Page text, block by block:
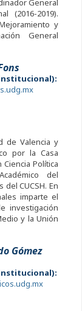
General
(2016-2019).
y
General
de Valencia y
por la Casa
Política
del
CUCSH. En
imparte el
investigación
y la Unión
Gómez